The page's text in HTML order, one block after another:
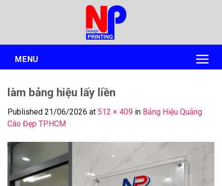
MENU
làm bảng hiệu lấy liền
Published 21/06/2026 at 512 × 409 in Bảng Hiệu Quảng
Cáo Đẹp TP.HCM